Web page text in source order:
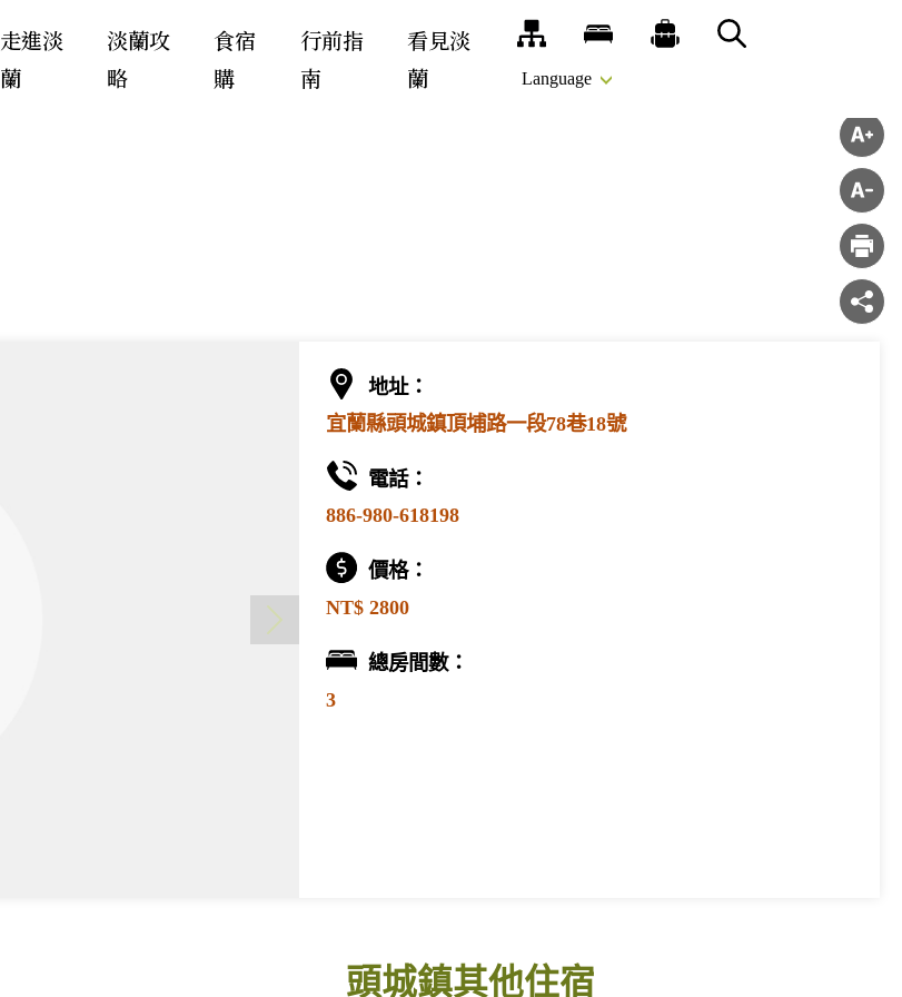
走進淡
蘭
淡蘭攻
略
食宿
購
行前指
南
看見淡
蘭
網站導覽 旅宿 推薦遊程
Language
地址：
宜蘭縣頭城鎮頂埔路一段78巷18號
電話：
886-980-618198
價格：
NT$ 2800
總房間數：
3
頭城鎮其他住宿